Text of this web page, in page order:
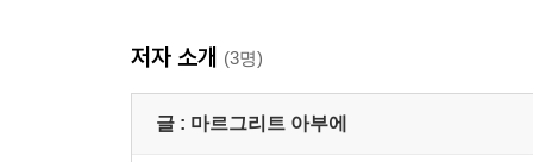
저자 소개 (3명)
글 : 마르그리트 아부에